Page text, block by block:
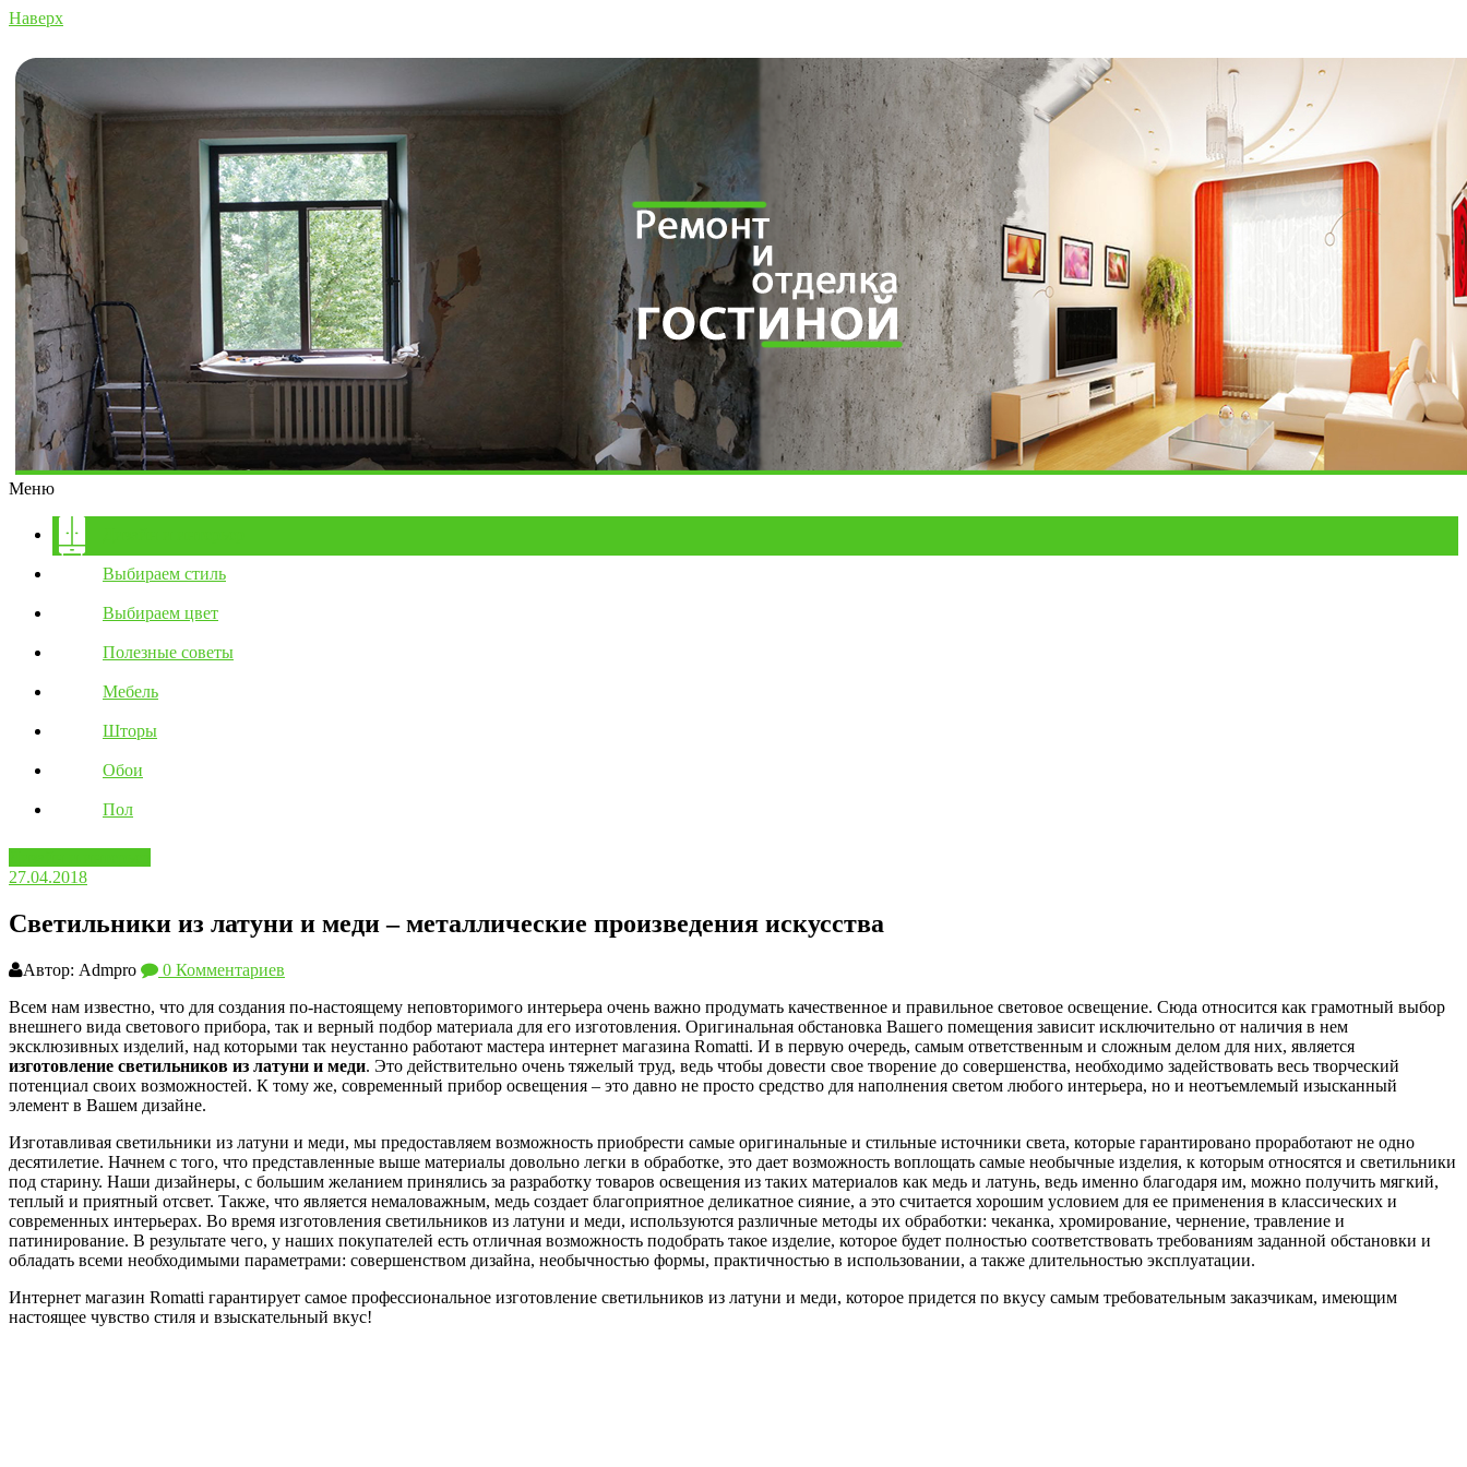
Наверх
Меню
Выбираем стиль
Выбираем цвет
Полезные советы
Мебель
Шторы
Обои
Пол
27.04.2018
Светильники из латуни и меди – металлические произведения искусства
Автор: Admpro
0 Комментариев
Всем нам известно, что для создания по-настоящему неповторимого интерьера очень важно продумать качественное и правильное световое освещение. Сюда относится как грамотный выбор
внешнего вида светового прибора, так и верный подбор материала для его изготовления. Оригинальная обстановка Вашего помещения зависит исключительно от наличия в нем
эксклюзивных изделий, над которыми так неустанно работают мастера интернет магазина Romatti. И в первую очередь, самым ответственным и сложным делом для них, является
изготовление светильников из латуни и меди. Это действительно очень тяжелый труд, ведь чтобы довести свое творение до совершенства, необходимо задействовать весь творческий
потенциал своих возможностей. К тому же, современный прибор освещения – это давно не просто средство для наполнения светом любого интерьера, но и неотъемлемый изысканный
элемент в Вашем дизайне.
Изготавливая светильники из латуни и меди, мы предоставляем возможность приобрести самые оригинальные и стильные источники света, которые гарантировано проработают не одно
десятилетие. Начнем с того, что представленные выше материалы довольно легки в обработке, это дает возможность воплощать самые необычные изделия, к которым относятся и светильники
под старину. Наши дизайнеры, с большим желанием принялись за разработку товаров освещения из таких материалов как медь и латунь, ведь именно благодаря им, можно получить мягкий,
теплый и приятный отсвет. Также, что является немаловажным, медь создает благоприятное деликатное сияние, а это считается хорошим условием для ее применения в классических и
современных интерьерах. Во время изготовления светильников из латуни и меди, используются различные методы их обработки: чеканка, хромирование, чернение, травление и
патинирование. В результате чего, у наших покупателей есть отличная возможность подобрать такое изделие, которое будет полностью соответствовать требованиям заданной обстановки и
обладать всеми необходимыми параметрами: совершенством дизайна, необычностью формы, практичностью в использовании, а также длительностью эксплуатации.
Интернет магазин Romatti гарантирует самое профессиональное изготовление светильников из латуни и меди, которое придется по вкусу самым требовательным заказчикам, имеющим
настоящее чувство стиля и взыскательный вкус!